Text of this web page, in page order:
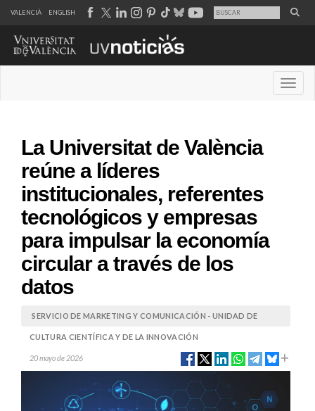
VALENCIÀ ENGLISH
La Universitat de València
reúne a líderes
institucionales, referentes
tecnológicos y empresas
para impulsar la economía
circular a través de los
datos
SERVICIO DE MARKETING Y COMUNICACIÓN - UNIDAD DE
CULTURA CIENTÍFICA Y DE LA INNOVACIÓN
20 mayo de 2026